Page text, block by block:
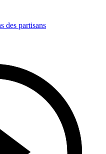
des partisans